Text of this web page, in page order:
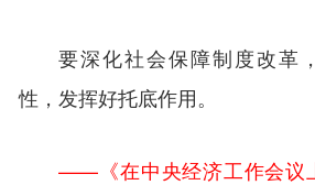
要深化社会保障制度改革
性，发挥好托底作用。
——《在中央经济工作会议